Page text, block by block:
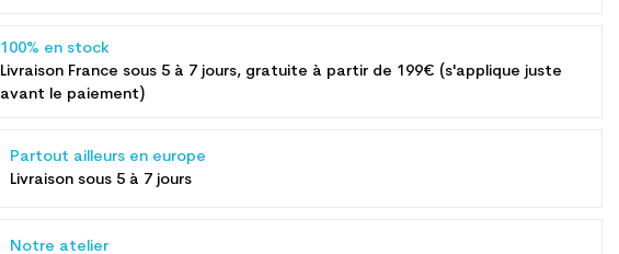
100% en stock
Livraison France sous 5 à 7 jours, gratuite à partir de 199€ (s'applique juste
avant le paiement)
Partout ailleurs en europe
Livraison sous 5 à 7 jours
Notre atelier